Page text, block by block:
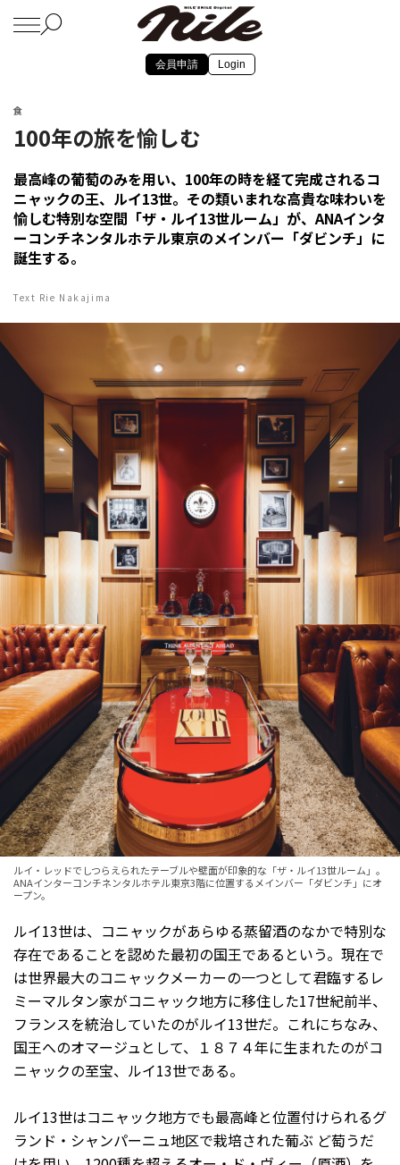
会員申請 Login
食
100年の旅を愉しむ
最高峰の葡萄のみを用い、100年の時を経て完成されるコ
ニャックの王、ルイ13世。その類いまれな高貴な味わいを
愉しむ特別な空間「ザ・ルイ13世ルーム」が、ANAインタ
ーコンチネンタルホテル東京のメインバー「ダビンチ」に
誕生する。
Text Rie Nakajima
ルイ・レッドでしつらえられたテーブルや壁面が印象的な「ザ・ルイ13世ルーム」。
ANAインターコンチネンタルホテル東京3階に位置するメインバー「ダビンチ」にオ
ープン。
ルイ13世は、コニャックがあらゆる蒸留酒のなかで特別な
存在であることを認めた最初の国王であるという。現在で
は世界最大のコニャックメーカーの一つとして君臨するレ
ミーマルタン家がコニャック地方に移住した17世紀前半、
フランスを統治していたのがルイ13世だ。これにちなみ、
国王へのオマージュとして、１８７４年に生まれたのがコ
ニャックの至宝、ルイ13世である。
ルイ13世はコニャック地方でも最高峰と位置付けられるグ
ランド・シャンパーニュ地区で栽培された葡ぶ ど萄うだ